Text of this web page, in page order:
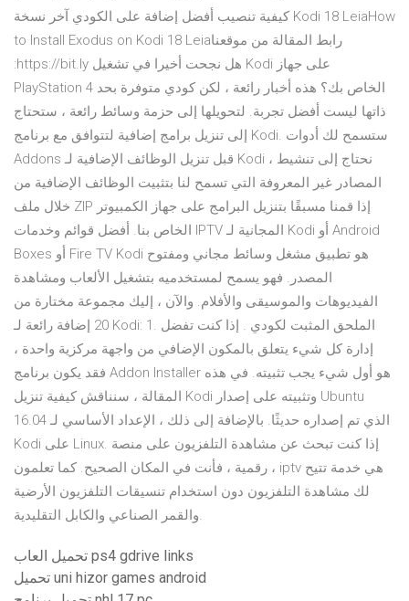
كيفية تنصيب أفضل إضافة على الكودي آخر نسخة Kodi 18 LeiaHow
to Install Exodus on Kodi 18 Leiaرابط المقالة من موقعنا
:https://bit.ly هل نجحت أخيرا في تشغيل Kodi على جهاز
PlayStation 4 الخاص بك؟ هذه أخبار رائعة ، لكن كودي متوفرة بحد
ذاتها ليست أفضل تجربة. لتحويلها إلى حزمة وسائط رائعة ، ستحتاج
إلى تنزيل برامج إضافية لتتوافق مع برنامج Kodi. ستسمح لك أدوات
Addons قبل تنزيل الوظائف الإضافية لـ Kodi ، نحتاج إلى تنشيط
المصادر غير المعروفة التي تسمح لنا بتثبيت الوظائف الإضافية من
خلال ملف ZIP إذا قمنا مسبقًا بتنزيل البرامج على جهاز الكمبيوتر
الخاص بنا. أفضل قوائم وخدمات IPTV المجانية لـ Kodi أو Android
Boxes أو Fire TV Kodi هو تطبيق مشغل وسائط مجاني ومفتوح
المصدر. فهو يسمح لمستخدميه بتشغيل الألعاب ومشاهدة
الفيديوهات والموسيقى والأفلام. والآن ، إليك مجموعة مختارة من
20 إضافة رائعة لـ Kodi: 1. الملحق المثبت لكودي . إذا كنت تفضل
إدارة كل شيء يتعلق بالمكون الإضافي من واجهة مركزية واحدة ،
فقد يكون برنامج Addon Installer هو أول شيء يجب تثبيته. في هذه
المقالة ، سنناقش كيفية تنزيل Kodi وتثبيته على إصدار Ubuntu
16.04 الذي تم إصداره حديثًا. بالإضافة إلى ذلك ، الإعداد الأساسي لـ
Kodi على Linux. إذا كنت تبحث عن مشاهدة التلفزيون على منصة
رقمية ، فأنت في المكان الصحيح. كما تعلمون ، iptv هي خدمة تتيح
لك مشاهدة التلفزيون دون استخدام تنسيقات التلفزيون الأرضية
والقمر الصناعي والكابل التقليدية.
تحميل العاب ps4 gdrive links
تحميل uni hizor games android